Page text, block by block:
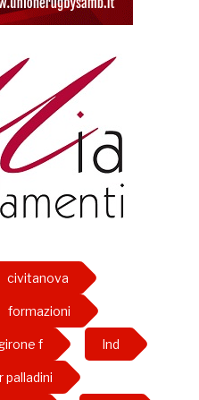
civitanova
formazioni
f lnd
palladini